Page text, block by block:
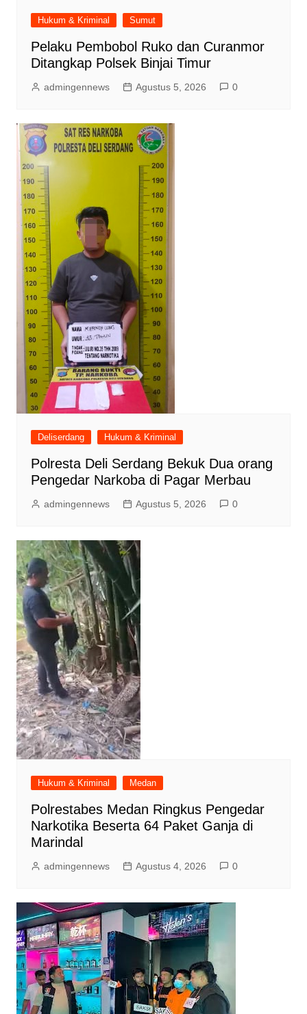
Hukum & Kriminal Sumut
Pelaku Pembobol Ruko dan Curanmor
Ditangkap Polsek Binjai Timur
admingennews Agustus 5, 2026 0
Deliserdang Hukum & Kriminal
Polresta Deli Serdang Bekuk Dua orang
Pengedar Narkoba di Pagar Merbau
admingennews Agustus 5, 2026 0
Hukum & Kriminal Medan
Polrestabes Medan Ringkus Pengedar
Narkotika Beserta 64 Paket Ganja di
Marindal
admingennews Agustus 4, 2026 0